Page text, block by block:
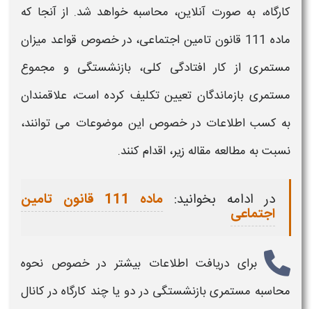
کارگاه، به صورت آنلاین، محاسبهخواهد شد. از آنجا که
ماده 111 قانون تامین اجتماعی، در خصوص قواعد میزان
مستمری از کار افتادگی کلی، بازنشستگی و مجموع
مستمری بازماندگان تعیین تکلیف کرده است، علاقمندان
به کسب اطلاعات در خصوص این موضوعات می توانند،
نسبت به مطالعه مقاله زیر، اقدام کنند.
در ادامه بخوانید: ماده 111 قانون تامین
اجتماعی
برای دریافت اطلاعات بیشتر در خصوص نحوه
محاسبه مستمری بازنشستگی در دو یا چند کارگاه در کانال